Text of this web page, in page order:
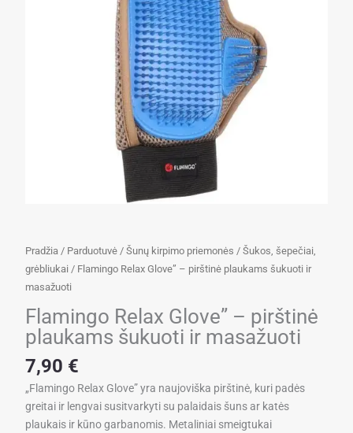
Pradžia / Parduotuvė /Šunų kirpimo priemonės /Šukos, šepečiai,
grėbliukai / Flamingo Relax Glove” – pirštinė plaukams šukuoti ir
masažuoti
Flamingo Relax Glove” – pirštinė
plaukams šukuoti ir masažuoti
7,90 €
„Flamingo Relax Glove” yra naujoviška pirštinė, kuri padės
greitai ir lengvai susitvarkyti su palaidais šuns ar katės
plaukais ir kūno garbanomis. Metaliniai smeigtukai